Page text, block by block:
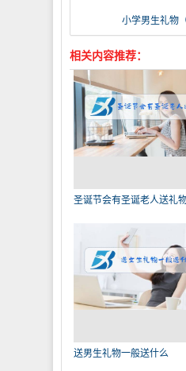
小学男生礼物
相关内容推荐：
圣诞节会有圣诞老人送礼
送男生礼物一般送什么